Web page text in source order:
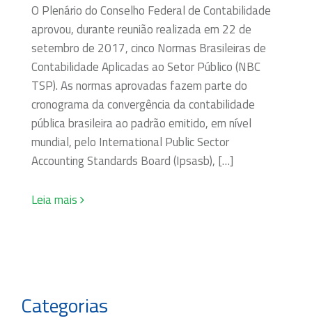
O Plenário do Conselho Federal de Contabilidade
aprovou, durante reunião realizada em 22 de
setembro de 2017, cinco Normas Brasileiras de
Contabilidade Aplicadas ao Setor Público (NBC
TSP). As normas aprovadas fazem parte do
cronograma da convergência da contabilidade
pública brasileira ao padrão emitido, em nível
mundial, pelo International Public Sector
Accounting Standards Board (Ipsasb), […]
Leia mais
Categorias